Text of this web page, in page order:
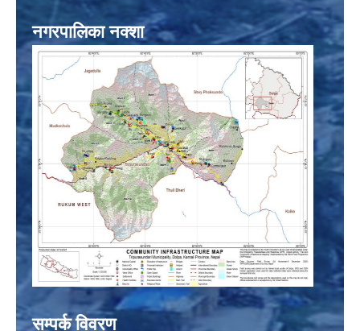
नगरपालिका नक्शा
सम्पर्क विवरण